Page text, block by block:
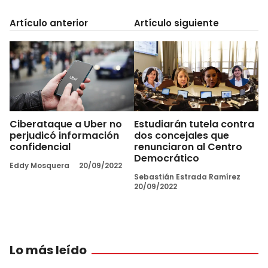
Artículo anterior
Ciberataque a Uber no
perjudicó información
confidencial
Eddy Mosquera 20/09/2022
Artículo siguiente
Estudiarán tutela contra
dos concejales que
renunciaron al Centro
Democrático
Sebastián Estrada Ramírez
20/09/2022
Lo más leído